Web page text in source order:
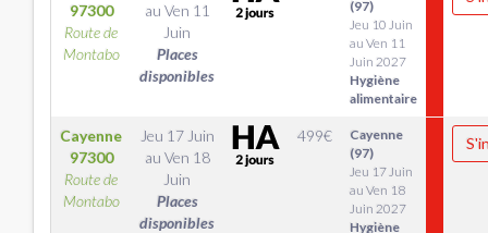
97300
Route de
Montabo
au Ven 11
Juin
Places
disponibles
(97)
Jeu 10 Juin
au Ven 11
Juin 2027
Hygiène
alimentaire
Cayenne
97300
Route de
Montabo
Jeu 17 Juin
au Ven 18
Juin
Places
disponibles
499€
Cayenne
(97)
Jeu 17 Juin
au Ven 18
Juin 2027
Hygiène